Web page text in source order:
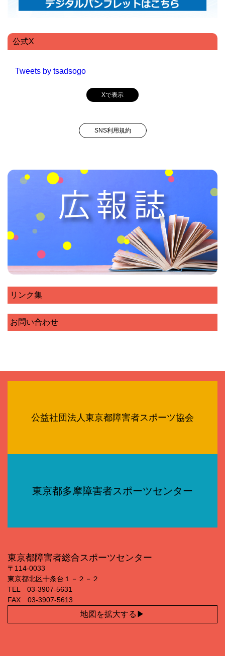
公式X
Tweets by tsadsogo
Xで表示
SNS利用規約
リンク集
お問い合わせ
公益社団法人東京都障害者スポーツ協会
東京都多摩障害者スポーツセンター
東京都障害者総合スポーツセンター
〒114‐0033
東京都北区十条台１－２－２
TEL 03‐3907‐5631
FAX 03‐3907‐5613
地図を拡大する